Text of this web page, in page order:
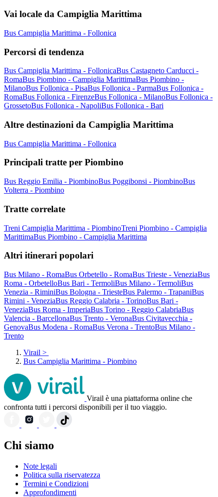
Vai locale da Campiglia Marittima
Bus Campiglia Marittima - Follonica
Percorsi di tendenza
Bus Campiglia Marittima - FollonicaBus Castagneto Carducci -
RomaBus Piombino - Campiglia MarittimaBus Piombino -
MilanoBus Follonica - PisaBus Follonica - ParmaBus Follonica -
RomaBus Follonica - FirenzeBus Follonica - MilanoBus Follonica -
GrossetoBus Follonica - NapoliBus Follonica - Bari
Altre destinazioni da Campiglia Marittima
Bus Campiglia Marittima - Follonica
Principali tratte per Piombino
Bus Reggio Emilia - PiombinoBus Poggibonsi - PiombinoBus
Volterra - Piombino
Tratte correlate
Treni Campiglia Marittima - PiombinoTreni Piombino - Campiglia
MarittimaBus Piombino - Campiglia Marittima
Altri itinerari popolari
Bus Milano - RomaBus Orbetello - RomaBus Trieste - VeneziaBus
Roma - OrbetelloBus Bari - TermoliBus Milano - TermoliBus
Venezia - RiminiBus Bologna - TriesteBus Palermo - TrapaniBus
Rimini - VeneziaBus Reggio Calabria - TorinoBus Bari -
VeneziaBus Roma - ImperiaBus Torino - Reggio CalabriaBus
Valencia - BarcellonaBus Trento - VeronaBus Civitavecchia -
GenovaBus Modena - RomaBus Verona - TrentoBus Milano -
Trento
Virail >
Bus Campiglia Marittima - Piombino
Virail è una piattaforma online che
confronta tutti i percorsi disponibili per il tuo viaggio.
Chi siamo
Note legali
Politica sulla riservatezza
Termini e Condizioni
Approfondimenti